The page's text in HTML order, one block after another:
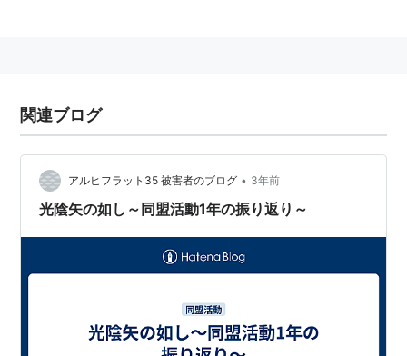
関連ブログ
アルヒフラット35 被害者のブログ • 3年前
光陰矢の如し～同盟活動1年の振り返り～